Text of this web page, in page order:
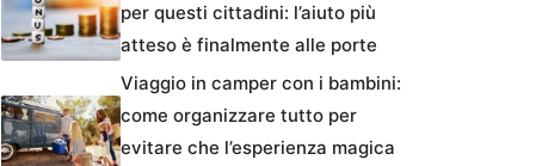
per questi cittadini: l’aiuto più
atteso è finalmente alle porte
Viaggio in camper con i bambini:
come organizzare tutto per
evitare che l’esperienza magica